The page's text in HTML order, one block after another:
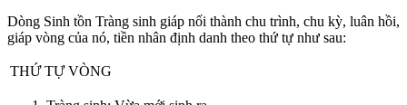
Dòng Sinh tồn Tràng sinh giáp nối thành chu trình, chu kỳ, luân hồi,
giáp vòng của nó, tiền nhân định danh theo thứ tự như sau:
THỨ TỰ VÒNG